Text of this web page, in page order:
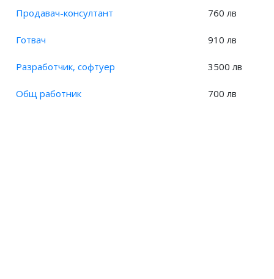
Продавач-консултант 760 лв
Готвач 910 лв
Разработчик, софтуер 3500 лв
Общ работник 700 лв